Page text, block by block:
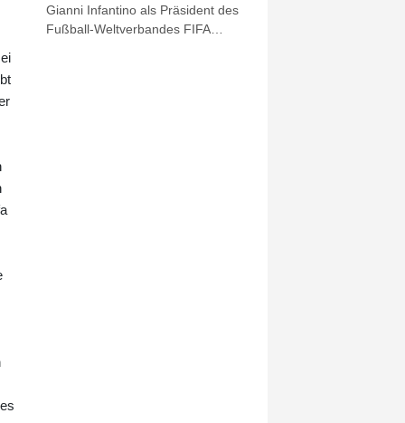
Gianni Infantino als Präsident des
Fußball-Weltverbandes FIFA